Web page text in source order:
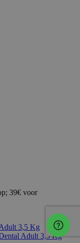
39€ voor
Adult 3,5 Kg